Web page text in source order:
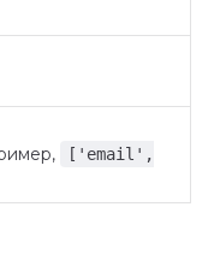
['email',